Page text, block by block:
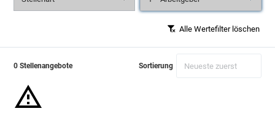
Alle Wertefilter löschen
0 Stellenangebote Sortierung